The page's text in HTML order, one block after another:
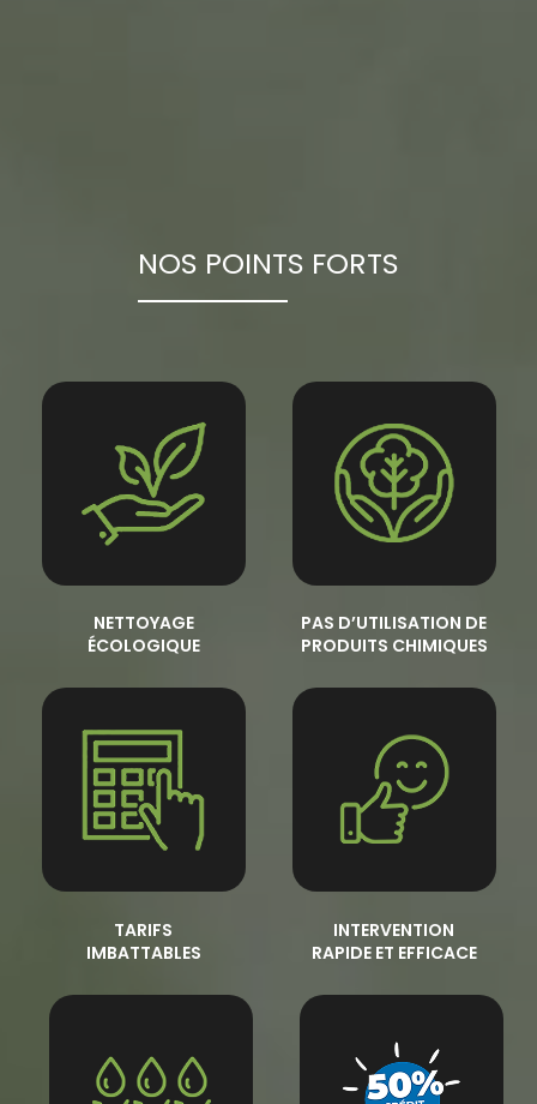
NOS POINTS FORTS
NETTOYAGE
ÉCOLOGIQUE
PAS D’UTILISATION DE
PRODUITS CHIMIQUES
TARIFS
IMBATTABLES
INTERVENTION
RAPIDE ET EFFICACE